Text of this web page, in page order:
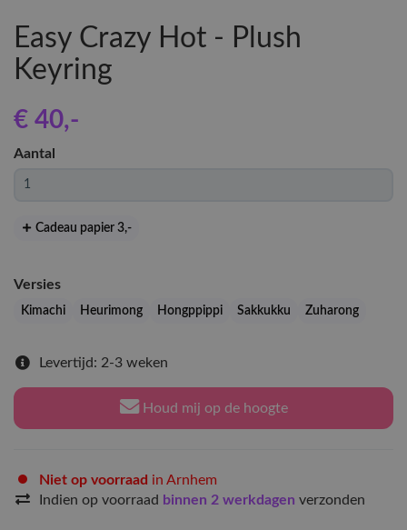
Easy Crazy Hot - Plush
Keyring
€ 40,-
Aantal
Cadeau papier 3,-
Versies
Kimachi Heurimong Hongppippi Sakkukku Zuharong
Levertijd: 2-3 weken
Houd mij op de hoogte
Niet op voorraad in Arnhem
Indien op voorraad binnen 2 werkdagen verzonden